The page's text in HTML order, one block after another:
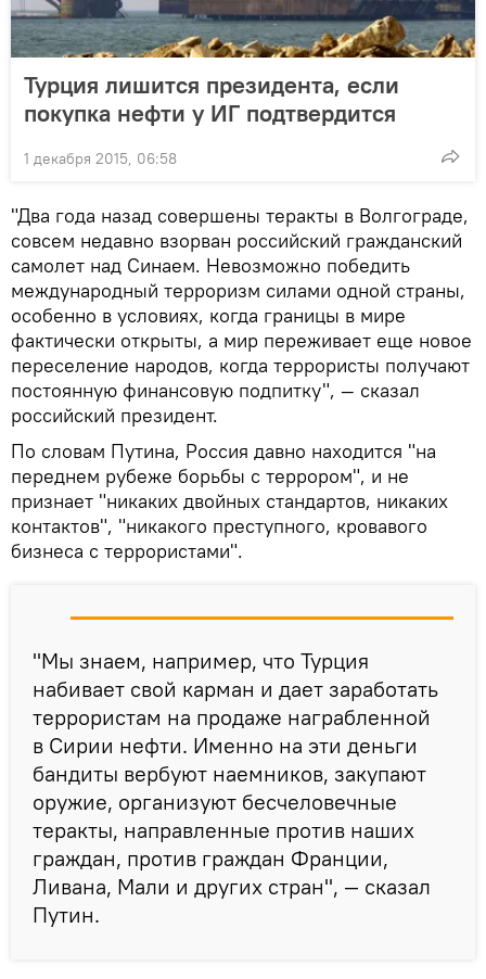
Турция лишится президента, если
покупка нефти у ИГ подтвердится
1 декабря 2015, 06:58
"Два года назад совершены теракты в Волгограде,
совсем недавно взорван российский гражданский
самолет над Синаем. Невозможно победить
международный терроризм силами одной страны,
особенно в условиях, когда границы в мире
фактически открыты, а мир переживает еще новое
переселение народов, когда террористы получают
постоянную финансовую подпитку", — сказал
российский президент.
По словам Путина, Россия давно находится "на
переднем рубеже борьбы с террором", и не
признает "никаких двойных стандартов, никаких
контактов", "никакого преступного, кровавого
бизнеса с террористами".
"Мы знаем, например, что Турция
набивает свой карман и дает заработать
террористам на продаже награбленной
в Сирии нефти. Именно на эти деньги
бандиты вербуют наемников, закупают
оружие, организуют бесчеловечные
теракты, направленные против наших
граждан, против граждан Франции,
Ливана, Мали и других стран", — сказал
Путин.